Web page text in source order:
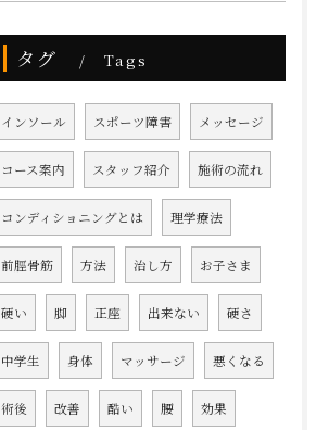
タグ Tags
インソール スポーツ障害 メッセージ
コース案内 スタッフ紹介 施術の流れ
コンディショニングとは 理学療法
前脛骨筋 方法 治し方 お子さま
硬い 脚 正座 出来ない 硬さ
中学生 身体 マッサージ 悪くなる
術後 改善 酷い 腰 効果